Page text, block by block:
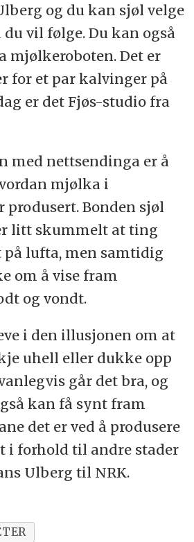
og du kan sjøl velge
vil følge. Du kan også
mjølkeroboten. Det er
for et par kalvinger på
er det Fjøs-studio fra
med nettsendinga er å
mjølka i
Bonden sjøl
litt skummelt at ting
lufta, men samtidig
om å vise fram
og vondt.
i den illusjonen om at
uhell eller dukke opp
går det bra, og
kan få synt fram
det er ved å produsere
i forhold til andre stader
Ulberg til NRK.